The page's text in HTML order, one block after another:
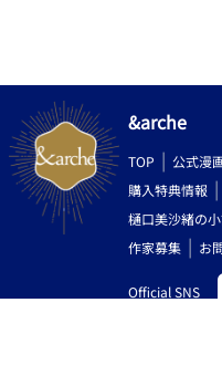
&arche
TOP 公式漫
購入特典情報
樋口美沙緒の
作家募集
お
Official SNS